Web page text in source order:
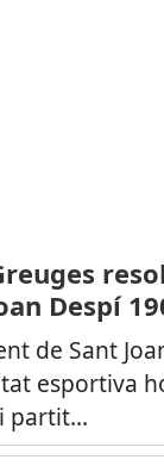
Despí
de Sant
esportiva
partit...